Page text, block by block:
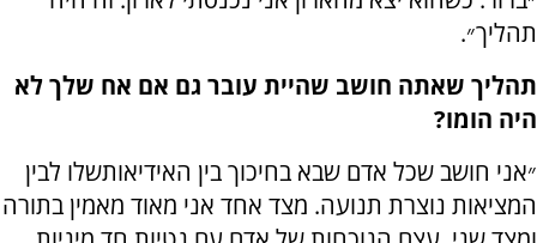
תהליך״.
תהליך שאתה חושב שהיית עובר גם אם אח שלך לא
היה הומו?
״אני חושב שכל אדם שבא בחיכוך בין האידיאותשלו לבין
המציאות נוצרת תנועה. מצד אחד אני מאוד מאמין בתורה